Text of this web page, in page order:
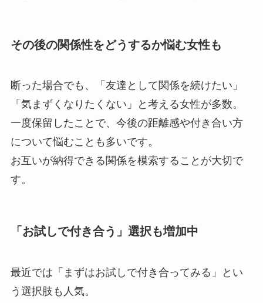
その後の関係性をどうするか悩む女性も
断った場合でも、「友達として関係を続けたい」
「気まずくなりたくない」と考える女性が多数。
一度保留したことで、今後の距離感や付き合い方
について悩むことも多いです。
お互いが納得できる関係を模索することが大切で
す。
「お試しで付き合う」選択も増加中
最近では「まずはお試しで付き合ってみる」とい
う選択肢も人気。